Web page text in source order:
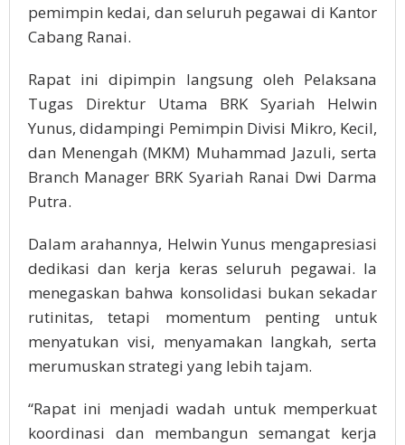
pemimpin kedai, dan seluruh pegawai di Kantor
Cabang Ranai.
Rapat ini dipimpin langsung oleh Pelaksana
Tugas Direktur Utama BRK Syariah Helwin
Yunus, didampingi Pemimpin Divisi Mikro, Kecil,
dan Menengah (MKM) Muhammad Jazuli, serta
Branch Manager BRK Syariah Ranai Dwi Darma
Putra.
Dalam arahannya, Helwin Yunus mengapresiasi
dedikasi dan kerja keras seluruh pegawai. Ia
menegaskan bahwa konsolidasi bukan sekadar
rutinitas, tetapi momentum penting untuk
menyatukan visi, menyamakan langkah, serta
merumuskan strategi yang lebih tajam.
“Rapat ini menjadi wadah untuk memperkuat
koordinasi dan membangun semangat kerja